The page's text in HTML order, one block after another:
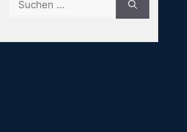
nach: